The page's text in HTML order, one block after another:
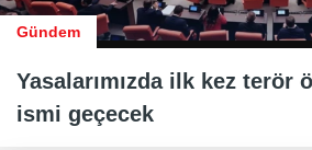
Gündem
Yasalarımızda ilk kez terör
ismi geçecek